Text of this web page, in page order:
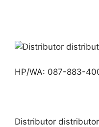
HP/WA: 087-883-
Distributor